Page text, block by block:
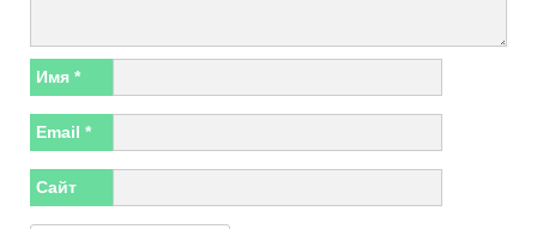
Имя *
Email *
Сайт